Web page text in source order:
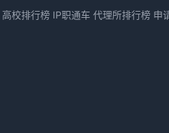
高校排行榜 IP职通车 代理所排行榜 申